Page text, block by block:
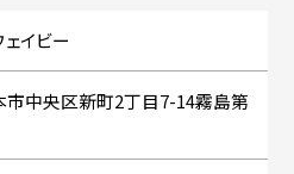
イビー
市中央区新町2丁目7-14霧島第